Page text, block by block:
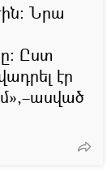
Նրա
Ըստ
էր